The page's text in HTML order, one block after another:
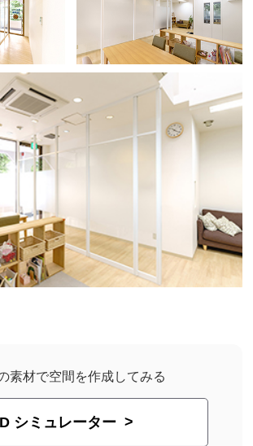
素材で空間を作成してみる
シミュレーター